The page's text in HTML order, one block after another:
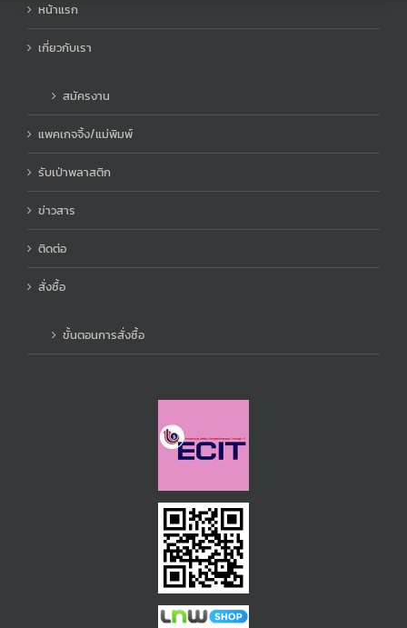
หน้าแรก
เกี่ยวกับเรา
สมัครงาน
แพคเกจจิ้ง/แม่พิมพ์
รับเป่าพลาสติก
ข่าวสาร
ติดต่อ
สั่งซื้อ
ขั้นตอนการสั่งซื้อ